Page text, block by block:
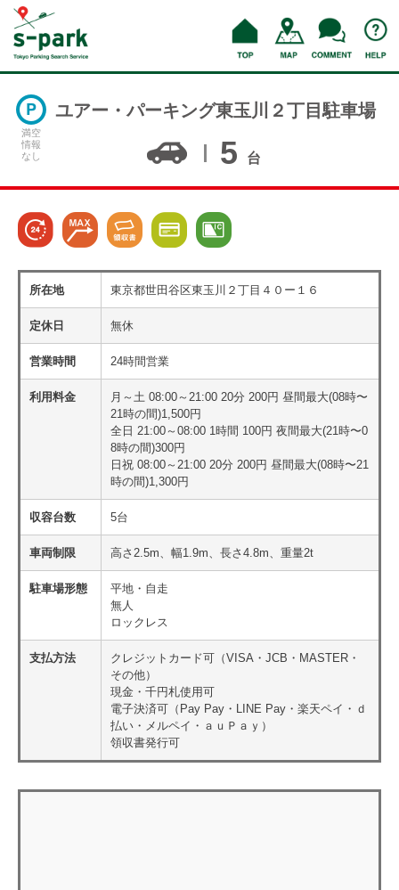
満空
情報
なし
ユアー・パーキング東玉川２丁目駐車場
5 台
所在地 東京都世田谷区東玉川２丁目４０ー１６
定休日 無休
営業時間 24時間営業
利用料金
月～土 08:00～21:00 20分 200円 昼間最大(08時〜
21時の間)1,500円
全日 21:00～08:00 1時間 100円 夜間最大(21時〜0
8時の間)300円
日祝 08:00～21:00 20分 200円 昼間最大(08時〜21
時の間)1,300円
収容台数 5台
車両制限 高さ2.5m、幅1.9m、長さ4.8m、重量2t
駐車場形態
平地・自走
無人
ロックレス
支払方法
クレジットカード可（VISA・JCB・MASTER・
その他）
現金・千円札使用可
電子決済可（Pay Pay・LINE Pay・楽天ペイ・ｄ
払い・メルペイ・ａｕＰａｙ）
領収書発行可